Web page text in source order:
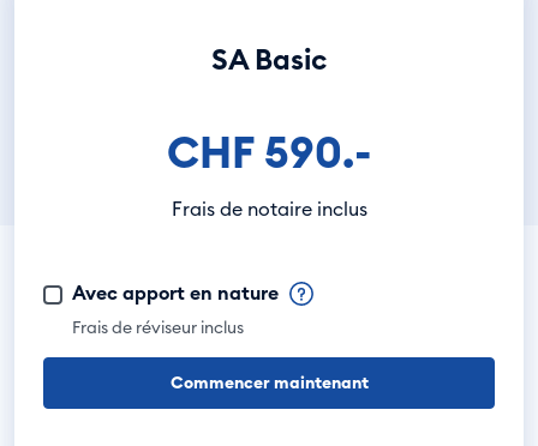
SA Basic
CHF 590.-
Frais de notaire inclus
Avec apport en nature
Frais de réviseur inclus
Commencer maintenant